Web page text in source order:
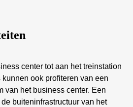
center tot aan het treinstation
ook profiteren van een
van het business center. Een
buiteninfrastructuur van het